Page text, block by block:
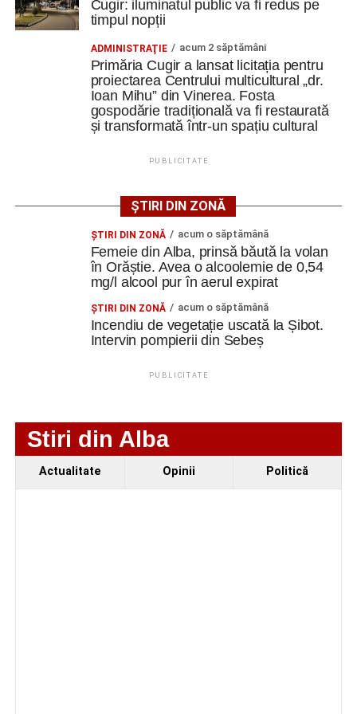
convinși de documente trimise
online
Polițiștii atrag atenția că fotografiile unor legitimații sau
documente oficiale pot fi falsificate sau chiar generate cu
ajutorul inteligenței artificiale.
le transmit! Verificați, ÎNTOTDEAUNA, informațiile pe
momentului!”, este recomandarea transmisă de polițiști.
Reprezentanții Poliției reamintesc că polițiștii, medicii,
reprezentanții BNR, ANAF sau ai altor instituții nu solicită
telefonic cetățenilor să inițieze transferuri bancare sau să
În cazul unor apeluri suspecte, este recomandat ca
informațiile primite să fie verificate direct cu instituția
Polițiștii îl felicită pe agentul principal de poliție Bota
și pentru recuperarea integrală a banilor persoanei
Cugir: iluminatul public va fi redus pe
timpul nopții
ADMINISTRAŢIE acum 2 săptămâni
Primăria Cugir a lansat licitația pentru
proiectarea Centrului multicultural „dr.
Ioan Mihu” din Vinerea. Fosta
gospodărie tradițională va fi restaurată
și transformată într-un spațiu cultural
PUBLICITATE
ȘTIRI DIN ZONĂ
ŞTIRI DIN ZONĂ acum o săptămână
Femeie din Alba, prinsă băută la volan
în Orăștie. Avea o alcoolemie de 0,54
mg/l alcool pur în aerul expirat
ŞTIRI DIN ZONĂ acum o săptămână
Incendiu de vegetație uscată la Șibot.
Intervin pompierii din Sebeș
PUBLICITATE
Stiri din Alba
Actualitate Opinii Politică